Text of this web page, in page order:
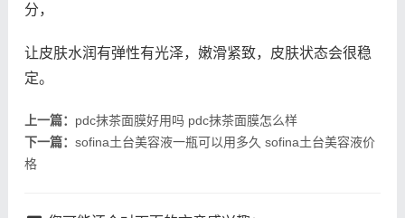
分，
让皮肤水润有弹性有光泽，嫩滑紧致，皮肤状态会很稳
定。
上一篇： pdc抹茶面膜好用吗 pdc抹茶面膜怎么样
下一篇： sofina土台美容液一瓶可以用多久 sofina土台美容液价
格